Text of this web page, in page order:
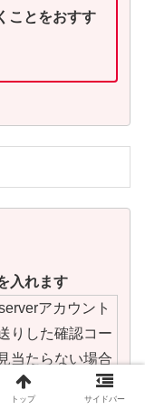
ことをおすす
入れます
トップ サイドバー